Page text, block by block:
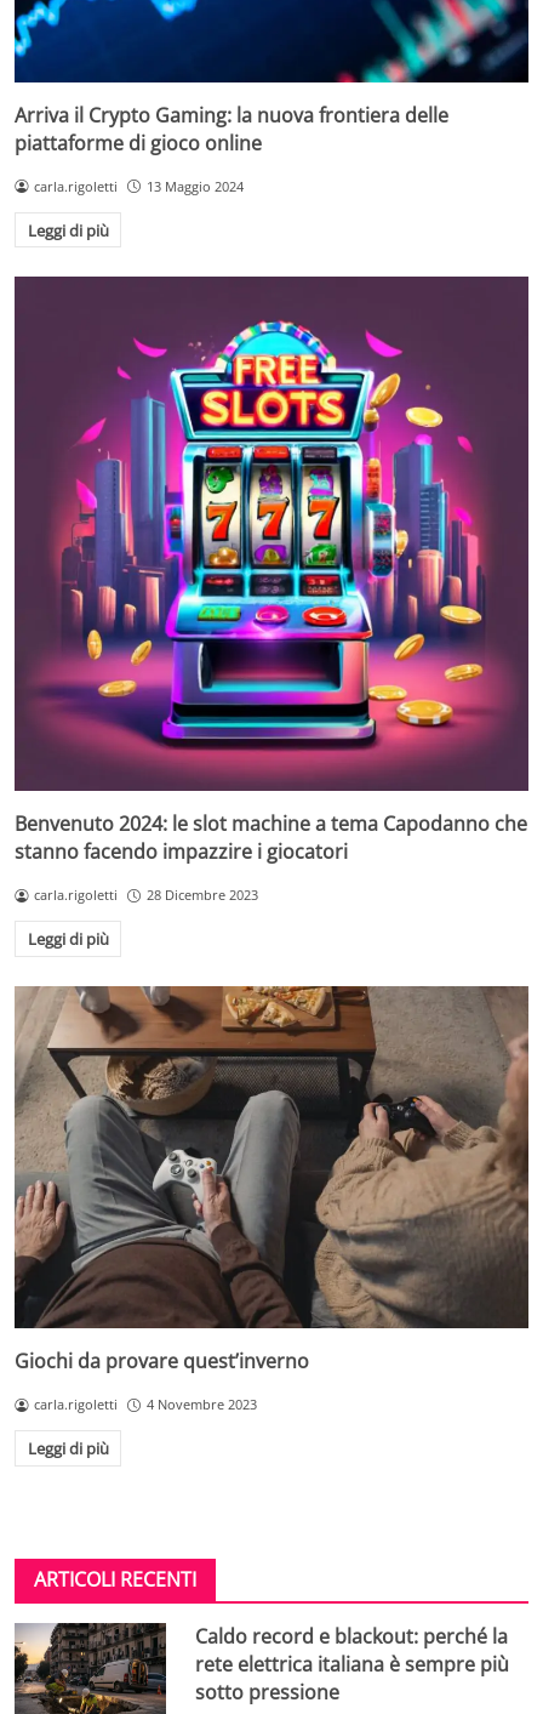
Arriva il Crypto Gaming: la nuova frontiera delle
piattaforme di gioco online
carla.rigoletti 13 Maggio 2024
Leggi di più
Benvenuto 2024: le slot machine a tema Capodanno che
stanno facendo impazzire i giocatori
carla.rigoletti 28 Dicembre 2023
Leggi di più
Giochi da provare quest’inverno
carla.rigoletti 4 Novembre 2023
Leggi di più
ARTICOLI RECENTI
Caldo record e blackout: perché la
rete elettrica italiana è sempre più
sotto pressione